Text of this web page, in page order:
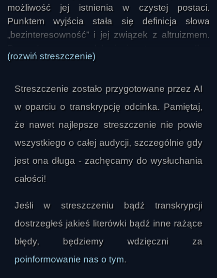
możliwość jej istnienia w czystej postaci.
Punktem wyjścia stała się definicja słowa
„bezinteresowność” i jej związek z altruizmem.
którego działanie bezinteresowne ma służyć
czym zestawił to z poglądem, że w praktyce
człowiek zwykle coś z pomagania czerpie:
nadzieję na wzajemność albo po prostu lepsze
samopoczucie.
wierzy w totalną bezinteresowność na Ziemi.
darmo”, bez wynagrodzenia i bez jawnego
interesu, to i tak może mieć ukrytą motywację,
choćby emocjonalną, poznawczą lub duchową.
nie czerpie z niej korzyści materialnych, ale ma z
(rozwiń streszczenie)
Streszczenie zostało przygotowane przez AI
w oparciu o transkrypcję odcinka. Pamiętaj,
że nawet najlepsze streszczenie nie powie
wszystkiego o całej audycji, szczególnie gdy
jest ona długa - zachęcamy do wysłuchania
całości!
Jeśli w streszczeniu bądź transkrypcji
dostrzegłeś jakieś literówki bądź inne rażące
błędy, będziemy wdzięczni za
poinformowanie nas o tym.